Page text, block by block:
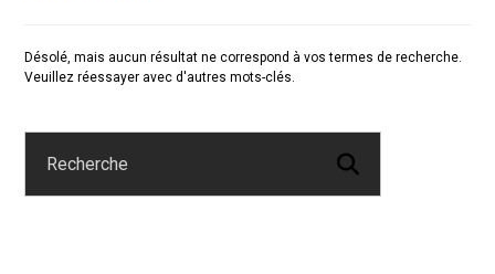
Désolé, mais aucun résultat ne correspond à vos termes de recherche.
Veuillez réessayer avec d'autres mots-clés.